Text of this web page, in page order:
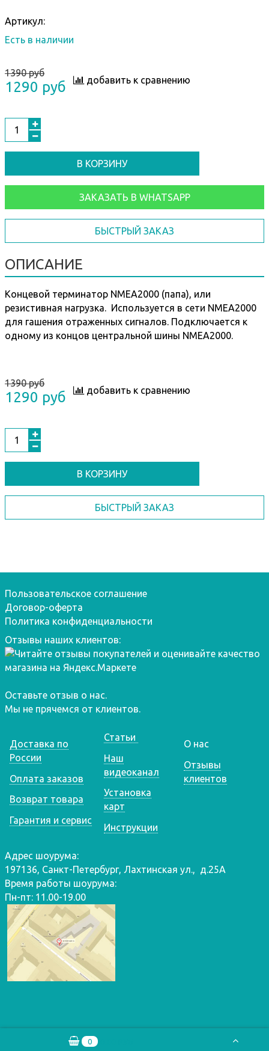
Артикул:
Есть в наличии
1390 руб
1290 руб добавить к сравнению
В КОРЗИНУ
ЗАКАЗАТЬ В WHATSAPP
БЫСТРЫЙ ЗАКАЗ
ОПИСАНИЕ
Концевой терминатор NMEA2000 (папа), или
резистивная нагрузка. Используется в сети NMEA2000
для гашения отраженных сигналов. Подключается к
одному из концов центральной шины NMEA2000.
1390 руб
1290 руб добавить к сравнению
В КОРЗИНУ
БЫСТРЫЙ ЗАКАЗ
Пользовательское соглашение
Договор-оферта
Политика конфиденциальности
Отзывы наших клиентов:
Оставьте отзыв о нас.
Мы не прячемся от клиентов.
Доставка по
России
Оплата заказов
Возврат товара
Гарантия и сервис
Статьи
Наш
видеоканал
Установка
карт
Инструкции
О нас
Отзывы
клиентов
Адрес шоурума:
197136, Санкт-Петербург, Лахтинская ул., д.25А
Время работы шоурума:
Пн-пт: 11.00-19.00
0